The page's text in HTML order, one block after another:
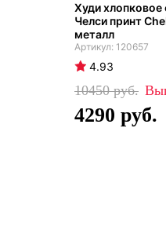
Худи хлопковое
Челси принт
металл
120657
4.93
10450
4290